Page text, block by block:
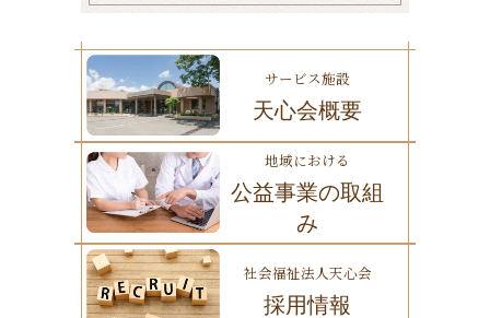
サービス施設
天心会概要
地域における
公益事業の取組
み
社会福祉法人天心会
採用情報